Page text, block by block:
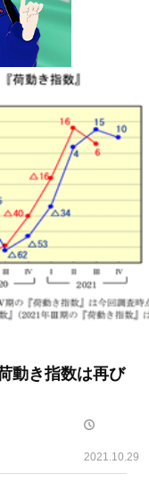
動き指数は再び
2021.10.29